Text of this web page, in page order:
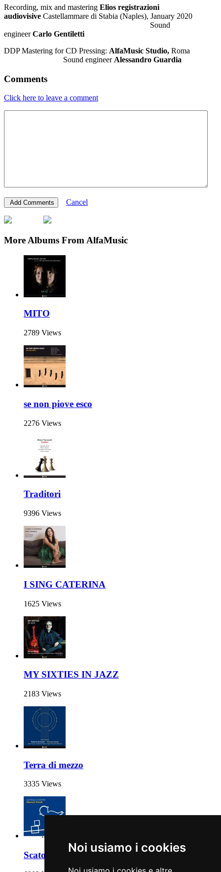
Noi usiamo i cookies
Recording, mix and mastering Elios registrazioni
audiovisive Castellammare di Stabia (Naples), January 2020
Sound
engineerCarlo Gentiletti
DDP Mastering for CD Pressing: AlfaMusic Studio, Roma
Sound engineer Alessandro Guardia
Comments
Click here to leave a comment
Cancel
More Albums From AlfaMusic
MITO
2789 Views
se non piove esco
2276 Views
Traditori
9396 Views
I SING CATERINA
1625 Views
MY SIXTIES IN JAZZ
2183 Views
Terra di mezzo
3335 Views
Scatole di vetro